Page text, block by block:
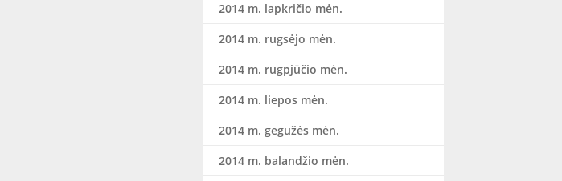
2014 m. lapkričio mėn.
2014 m. rugsėjo mėn.
2014 m. rugpjūčio mėn.
2014 m. liepos mėn.
2014 m. gegužės mėn.
2014 m. balandžio mėn.